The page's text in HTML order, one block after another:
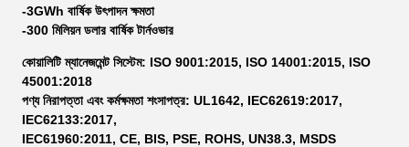
-3GWh বার্ষিক উৎপাদন ক্ষমতা
-300 মিলিয়ন ডলার বার্ষিক টার্নওভার
কোয়ালিটি ম্যানেজমেন্ট সিস্টেম: ISO 9001:2015, ISO 14001:2015, ISO
45001:2018
পণ্য নিরাপত্তা এবং কর্মক্ষমতা শংসাপত্র: UL1642, IEC62619:2017,
IEC62133:2017,
IEC61960:2011, CE, BIS, PSE, ROHS, UN38.3, MSDS